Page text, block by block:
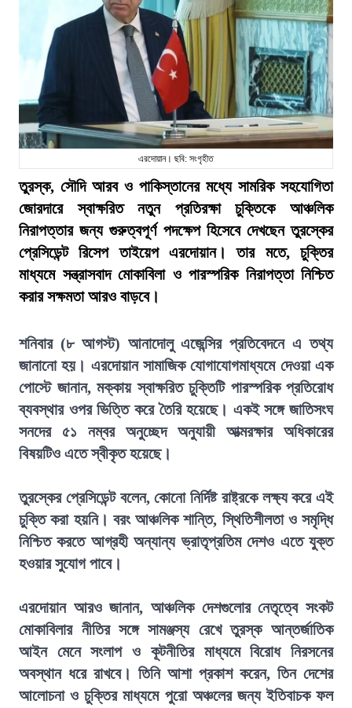
এরদোয়ান। ছবি: সংগৃহীত
তুরস্ক, সৌদি আরব ও পাকিস্তানের মধ্যে সামরিক সহযোগিতা
জোরদারে স্বাক্ষরিত নতুন প্রতিরক্ষা চুক্তিকে আঞ্চলিক
নিরাপত্তার জন্য গুরুত্বপূর্ণ পদক্ষেপ হিসেবে দেখছেন তুরস্কের
প্রেসিডেন্ট রিসেপ তাইয়েপ এরদোয়ান। তার মতে, চুক্তির
মাধ্যমে সন্ত্রাসবাদ মোকাবিলা ও পারস্পরিক নিরাপত্তা নিশ্চিত
করার সক্ষমতা আরও বাড়বে।
শনিবার (৮ আগস্ট) আনাদোলু এজেন্সির প্রতিবেদনে এ তথ্য
জানানো হয়। এরদোয়ান সামাজিক যোগাযোগমাধ্যমে দেওয়া এক
পোস্টে জানান, মক্কায় স্বাক্ষরিত চুক্তিটি পারস্পরিক প্রতিরোধ
ব্যবস্থার ওপর ভিত্তি করে তৈরি হয়েছে। একই সঙ্গে জাতিসংঘ
সনদের ৫১ নম্বর অনুচ্ছেদ অনুযায়ী আত্মরক্ষার অধিকারের
বিষয়টিও এতে স্বীকৃত হয়েছে।
তুরস্কের প্রেসিডেন্ট বলেন, কোনো নির্দিষ্ট রাষ্ট্রকে লক্ষ্য করে এই
চুক্তি করা হয়নি। বরং আঞ্চলিক শান্তি, স্থিতিশীলতা ও সমৃদ্ধি
নিশ্চিত করতে আগ্রহী অন্যান্য ভ্রাতৃপ্রতিম দেশও এতে যুক্ত
হওয়ার সুযোগ পাবে।
এরদোয়ান আরও জানান, আঞ্চলিক দেশগুলোর নেতৃত্বে সংকট
মোকাবিলার নীতির সঙ্গে সামঞ্জস্য রেখে তুরস্ক আন্তর্জাতিক
আইন মেনে সংলাপ ও কূটনীতির মাধ্যমে বিরোধ নিরসনের
অবস্থান ধরে রাখবে। তিনি আশা প্রকাশ করেন, তিন দেশের
আলোচনা ও চুক্তির মাধ্যমে পুরো অঞ্চলের জন্য ইতিবাচক ফল